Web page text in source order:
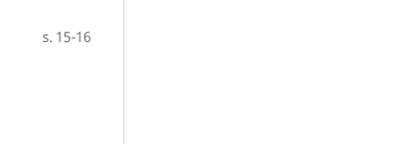
s. 15-16